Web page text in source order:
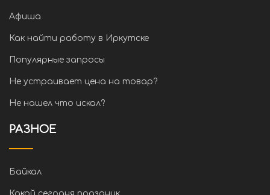
Афиша
Как найти работу в Иркутске
Популярные запросы
Не устраивает цена на товар?
Не нашел что искал?
РАЗНОЕ
Байкал